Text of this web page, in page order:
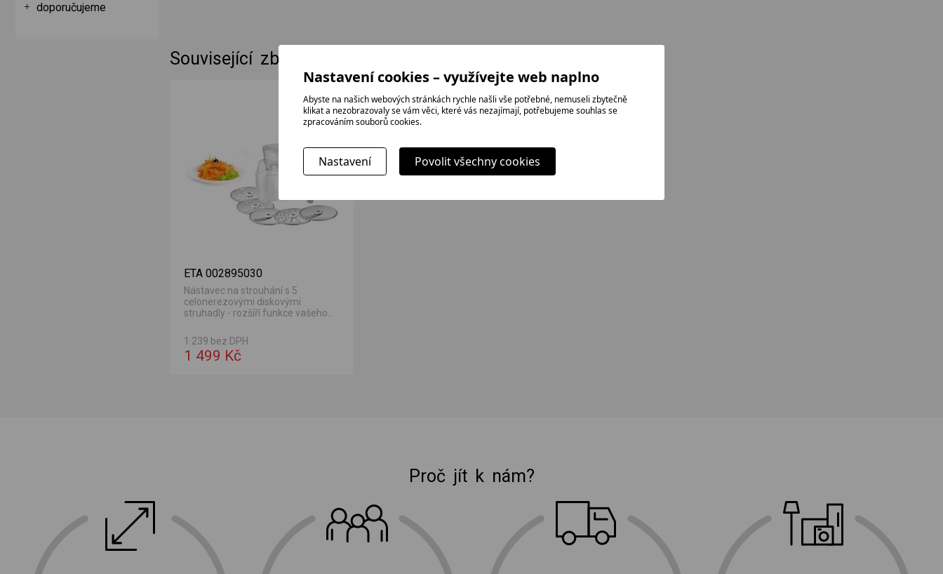
Související zboží
ETA 002895030
Nástavec na strouhání s 5
celonerezovými diskovými
struhadly - rozšíří funkce vašeho
1 239 bez DPH
1 499 Kč
doporučujeme
Proč jít k nám?
doprava a instalace elektro zařízení E-shop Elektro Burian
Nastavení cookies – využívejte web naplno
Abyste na našich webových stránkách rychle našli vše potřebné, nemuseli zbytečně
klikat a nezobrazovaly se vám věci, které vás nezajímají, potřebujeme souhlas se
zpracováním souborů cookies.
Nastavení Povolit všechny cookies